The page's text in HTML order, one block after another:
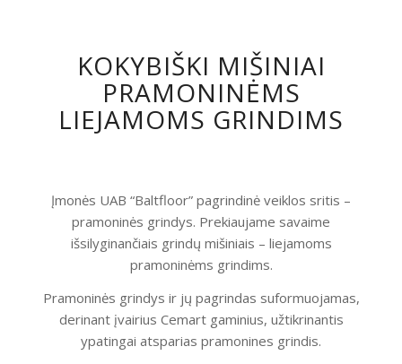
KOKYBIŠKI MIŠINIAI
PRAMONINĖMS
LIEJAMOMS GRINDIMS
Įmonės UAB “Baltfloor” pagrindinė veiklos sritis –
pramoninės grindys. Prekiaujame savaime
išsilyginančiais grindų mišiniais – liejamoms
pramoninėms grindims.
Pramoninės grindys ir jų pagrindas suformuojamas,
derinant įvairius Cemart gaminius, užtikrinantis
ypatingai atsparias pramonines grindis.